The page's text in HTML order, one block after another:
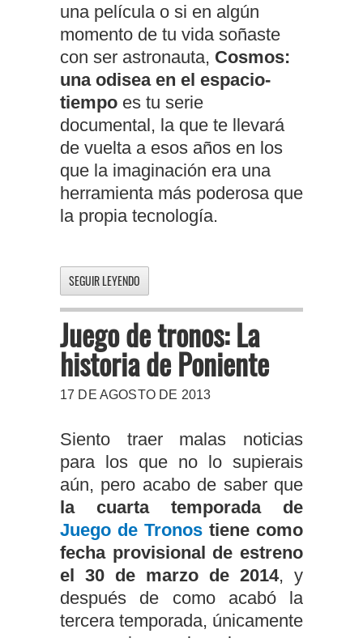
una película o si en algún
momento de tu vida soñaste
con ser astronauta, Cosmos:
una odisea en el espacio-
tiempo es tu serie
documental, la que te llevará
de vuelta a esos años en los
que la imaginación era una
herramienta más poderosa que
la propia tecnología.
SEGUIR LEYENDO
Juego de tronos: La
historia de Poniente
17 DE AGOSTO DE 2013
Siento traer malas noticias
para los que no lo supierais
aún, pero acabo de saber que
la cuarta temporada de
Juego de Tronos tiene como
fecha provisional de estreno
el 30 de marzo de 2014, y
después de como acabó la
tercera temporada, únicamente